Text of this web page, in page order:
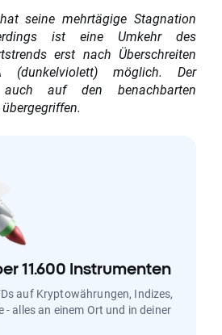
seine mehrtägige Stagnation
ist eine Umkehr des
erst nach Überschreiten
(dunkelviolett) möglich. Der
auf den benachbarten
11.600 Instrumenten
auf Kryptowährungen, Indizes,
- alles an einem Ort und in deiner